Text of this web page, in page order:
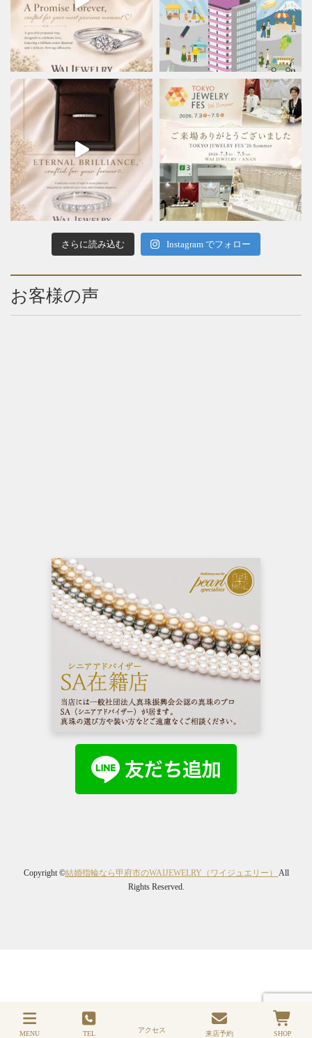
さらに読み込む Instagram でフォロー
お客様の声
Copyright ©結婚指輪なら甲府市のWAIJEWELRY（ワイジュエリー） All
Rights Reserved.
MENU TEL アクセス 来店予約 SHOP